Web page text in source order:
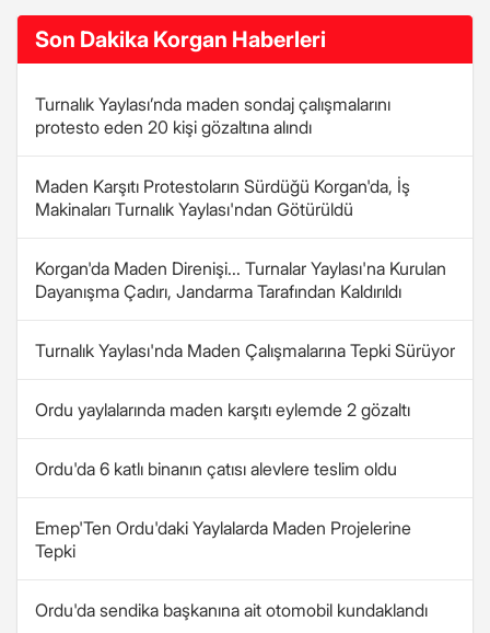
Son Dakika Korgan Haberleri
Turnalık Yaylası’nda maden sondaj çalışmalarını
protesto eden 20 kişi gözaltına alındı
Maden Karşıtı Protestoların Sürdüğü Korgan'da, İş
Makinaları Turnalık Yaylası'ndan Götürüldü
Korgan'da Maden Direnişi... Turnalar Yaylası'na Kurulan
Dayanışma Çadırı, Jandarma Tarafından Kaldırıldı
Turnalık Yaylası'nda Maden Çalışmalarına Tepki Sürüyor
Ordu yaylalarında maden karşıtı eylemde 2 gözaltı
Ordu'da 6 katlı binanın çatısı alevlere teslim oldu
Emep'Ten Ordu'daki Yaylalarda Maden Projelerine
Tepki
Ordu'da sendika başkanına ait otomobil kundaklandı